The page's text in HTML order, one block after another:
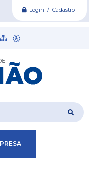
Login / Cadastro